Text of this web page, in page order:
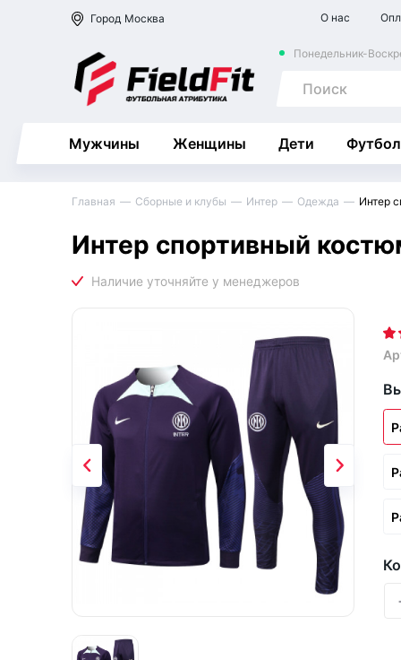
Город Москва О нас
Понедельник-
Мужчины Женщины Дети
Главная Сборные и клубы Интер Одежда Интер
Интер спортивный